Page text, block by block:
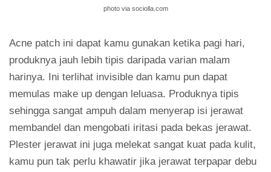
photo via sociolla.com
Acne patch ini dapat kamu gunakan ketika pagi hari,
produknya jauh lebih tipis daripada varian malam
harinya. Ini terlihat invisible dan kamu pun dapat
memulas make up dengan leluasa. Produknya tipis
sehingga sangat ampuh dalam menyerap isi jerawat
membandel dan mengobati iritasi pada bekas jerawat.
Plester jerawat ini juga melekat sangat kuat pada kulit,
kamu pun tak perlu khawatir jika jerawat terpapar debu